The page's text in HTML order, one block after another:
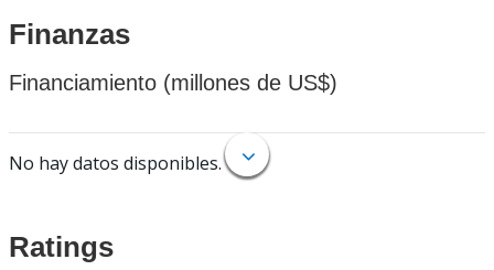
Finanzas
Financiamiento (millones de US$)
No hay datos disponibles.
Ratings